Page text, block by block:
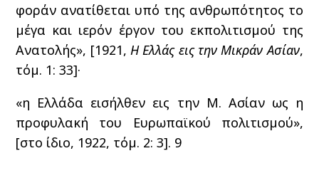
φοράν ανατίθεται υπό της ανθρωπότητος το
μέγα και ιερόν έργον του εκπολιτισμού της
Ανατολής», [1921, Η Ελλάς εις την Μικράν Ασίαν,
τόμ. 1: 33]·
«η Ελλάδα εισήλθεν εις την Μ. Ασίαν ως η
προφυλακή του Ευρωπαϊκού πολιτισμού»,
[στο ίδιο, 1922, τόμ. 2: 3]. 9